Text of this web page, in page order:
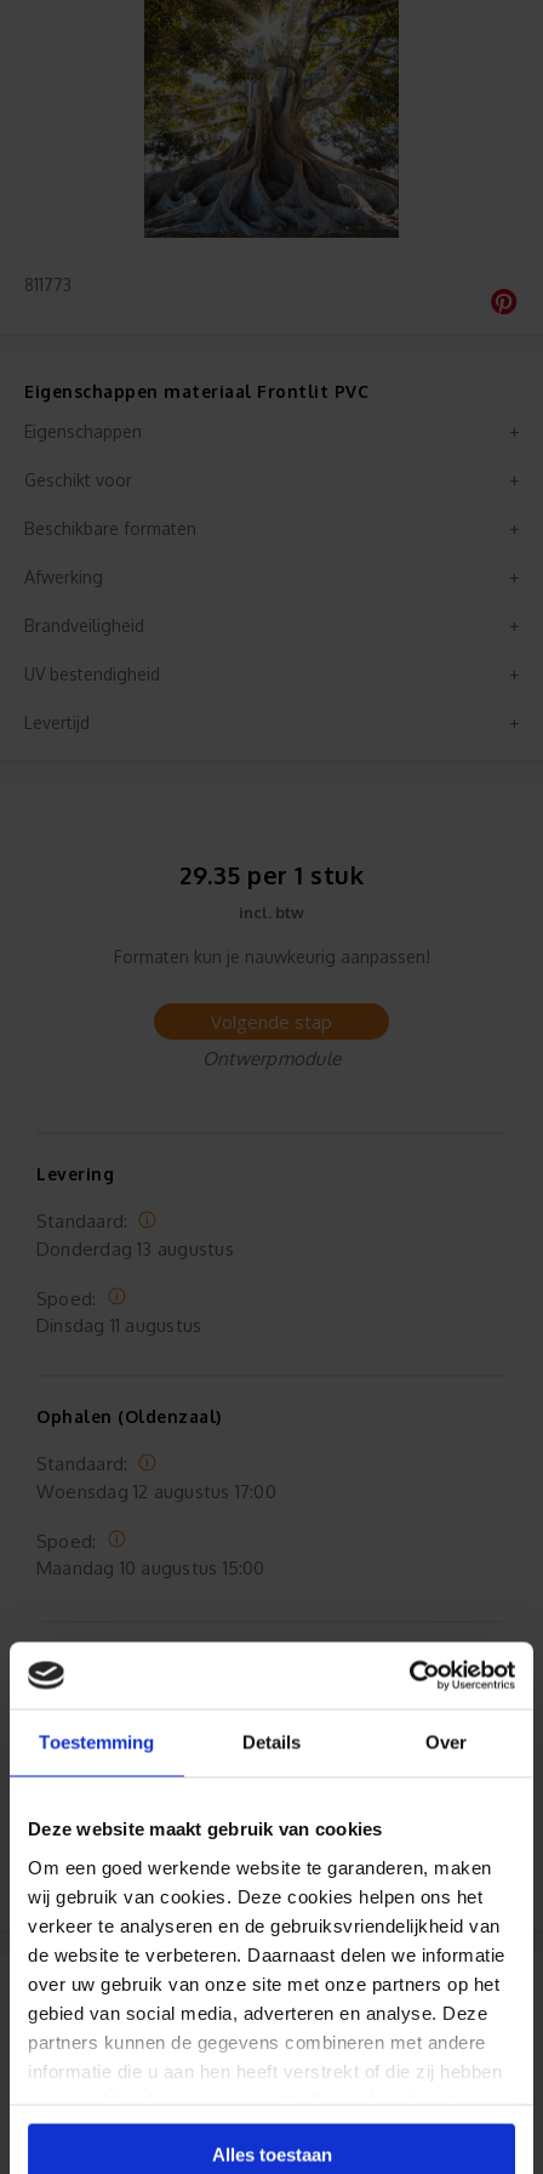
Toestemming Details Over
Deze website maakt gebruik van cookies
Om een goed werkende website te garanderen, maken
wij gebruik van cookies. Deze cookies helpen ons het
verkeer te analyseren en de gebruiksvriendelijkheid van
de website te verbeteren. Daarnaast delen we informatie
over uw gebruik van onze site met onze partners op het
gebied van social media, adverteren en analyse. Deze
partners kunnen de gegevens combineren met andere
informatie die u aan hen heeft verstrekt of die zij hebben
Alles toestaan
811773
Eigenschappen materiaal Frontlit PVC
Eigenschappen
Geschikt voor
Beschikbare formaten
Afwerking
Brandveiligheid
UV bestendigheid
Levertijd
29.35 per 1 stuk
incl. btw
Formaten kun je nauwkeurig aanpassen!
Volgende stap
Ontwerpmodule
Levering
Standaard:
Donderdag 13 augustus
Spoed:
Dinsdag 11 augustus
Ophalen (Oldenzaal)
Standaard:
Woensdag 12 augustus 17:00
Spoed:
Maandag 10 augustus 15:00
Duizenden klanten raden jou aan bij ons te
bestellen (lees de onafhankelijke reviews)
Reviews
Frontlit PVC